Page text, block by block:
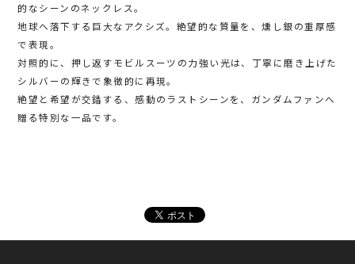
的なシーンのネックレス。
地球へ落下する巨大なアクシズ。絶望的な質量を、燻し銀の重厚感
で表現。
対照的に、押し返すモビルスーツの力強い光は、丁寧に磨き上げた
シルバーの輝きで象徴的に再現。
絶望と希望が交錯する、感動のラストシーンを、ガンダムファンへ
贈る特別な一品です。